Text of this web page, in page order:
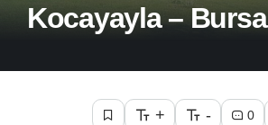
Kocayayla – Bursa
+ - 0